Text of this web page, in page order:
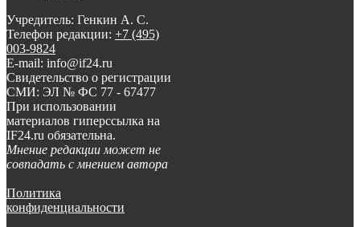
Учредитель: Генкин А. С.
Телефон редакции: +7 (495)
003-9824
E-mail: info@if24.ru
Свидетельство о регистрации
СМИ: ЭЛ № ФС 77 - 67477
При использовании
материалов гиперссылка на
IF24.ru обязательна.
Мнение редакции может не
совпадать с мнением автора
Политика
конфиденциальности